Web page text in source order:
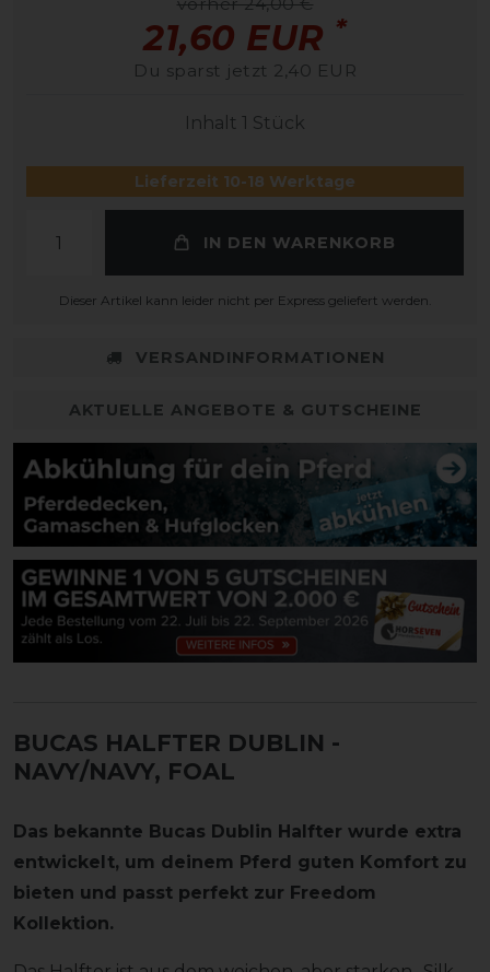
vorher 24,00 €
21,60 EUR *
Du sparst jetzt 2,40 EUR
Inhalt 1 Stück
Lieferzeit 10-18 Werktage
IN DEN WARENKORB
Dieser Artikel kann leider nicht per Express geliefert werden.
VERSANDINFORMATIONEN
AKTUELLE ANGEBOTE & GUTSCHEINE
BUCAS HALFTER DUBLIN -
NAVY/NAVY, FOAL
Das bekannte Bucas Dublin Halfter wurde extra
entwickelt, um deinem Pferd guten Komfort zu
bieten und passt perfekt zur Freedom
Kollektion.